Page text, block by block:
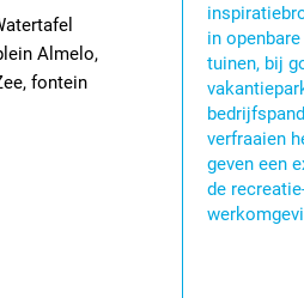
Almelo,
fontein
in
tuinen, bij
verfraaien
geven een
de